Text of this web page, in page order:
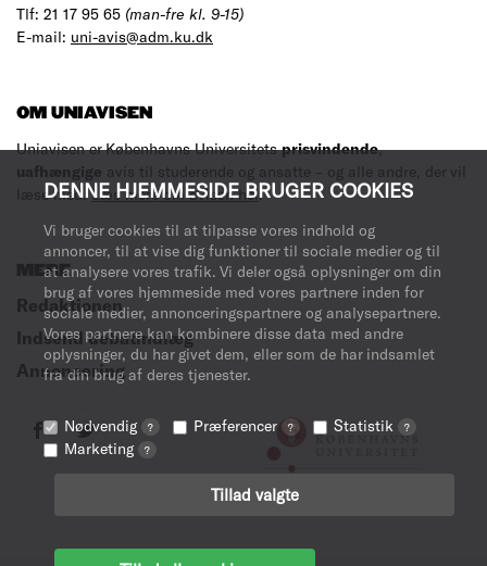
DENNE HJEMMESIDE BRUGER COOKIES
Vi bruger cookies til at tilpasse vores indhold og
annoncer, til at vise dig funktioner til sociale medier og til
at analysere vores trafik. Vi deler også oplysninger om din
brug af vores hjemmeside med vores partnere inden for
sociale medier, annonceringspartnere og analysepartnere.
Vores partnere kan kombinere disse data med andre
oplysninger, du har givet dem, eller som de har indsamlet
fra din brug af deres tjenester.
Nødvendig ? Præferencer ? Statistik ?
Marketing ?
Tillad valgte
Tlf: 21 17 95 65 (man-fre kl. 9-15)
E-mail: uni-avis@adm.ku.dk
OM UNIAVISEN
Uniavisen er Københavns Universitetsprisvindende,
uafhængige avis til studerende og ansatte – og alle andre, der vil
læse med.Læs mere om avisen her.
MERE
Redaktionen
Indsend debatindlæg
Annoncering